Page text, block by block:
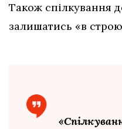
Також спілкування
залишатись «в